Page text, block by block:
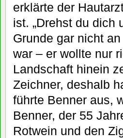
erklärte der
ist. „Drehst du dich
Grunde gar nicht
war – er wollte nur
Landschaft hinein
Zeichner, deshalb
führte Benner aus,
Benner, der 55
Rotwein und den